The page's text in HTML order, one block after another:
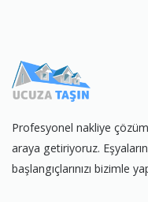
Profesyonel nakliye
araya getiriyoruz.
başlangıçlarınızı bizimle